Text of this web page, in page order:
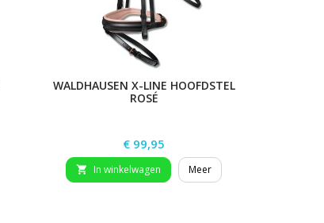
WALDHAUSEN X-LINE HOOFDSTEL
ROSÉ
Prijs
€ 99,95
 In winkelwagen Meer